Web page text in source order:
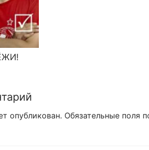
опубликован. Обязательные поля